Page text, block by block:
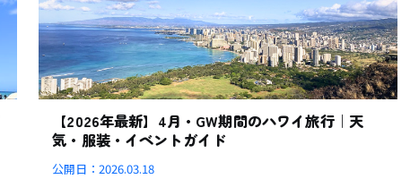
【2026年最新】4月・GW期間のハワイ旅行｜天
気・服装・イベントガイド
公開日：2026.03.18